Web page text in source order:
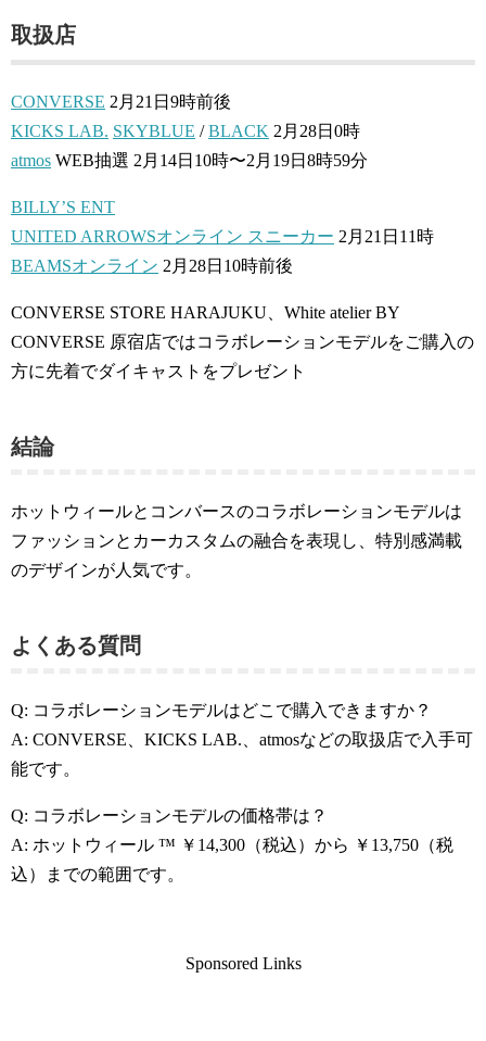
取扱店
CONVERSE 2月21日9時前後
KICKS LAB. SKYBLUE /BLACK 2月28日0時
atmos WEB抽選 2月14日10時〜2月19日8時59分
BILLY’S ENT
UNITED ARROWSオンライン スニーカー 2月21日11時
BEAMSオンライン 2月28日10時前後
CONVERSE STORE HARAJUKU、White atelier BY
CONVERSE 原宿店ではコラボレーションモデルをご購入の
方に先着でダイキャストをプレゼント
結論
ホットウィールとコンバースのコラボレーションモデルは
ファッションとカーカスタムの融合を表現し、特別感満載
のデザインが人気です。
よくある質問
Q: コラボレーションモデルはどこで購入できますか？
A: CONVERSE、KICKS LAB.、atmosなどの取扱店で入手可
能です。
Q: コラボレーションモデルの価格帯は？
A: ホットウィール ™ ￥14,300（税込）から ￥13,750（税
込）までの範囲です。
Sponsored Links